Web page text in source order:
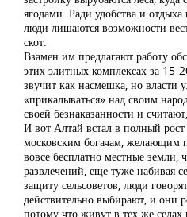
ягодами. Ради удобства и
люди лишаются возможности
скот.
Взамен им предлагают работу
этих элитных комплексах за
звучит как насмешка, но власти
«прикалываться» над своим
своей безнаказанности и
И вот Алтай встал в полный
московским богачам, желающим
вовсе бесплатно местные земли,
развлечений, еще туже набивая
защиту сельсоветов, люди
действительно выбирают, и они
потому что живут в тех же селах